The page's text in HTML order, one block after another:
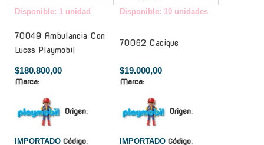
Disponible: 1 unidad
70049 Ambulancia Con
Luces Playmobil
$180.800,00
Marca:
Origen:
IMPORTADO Código:
Disponible: 10 unidades
70062 Cacique
$19.000,00
Marca:
Origen:
IMPORTADO Código: